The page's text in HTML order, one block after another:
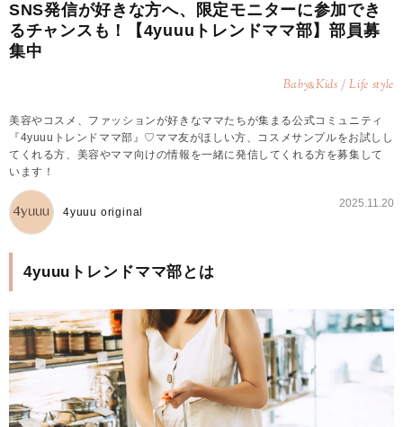
SNS発信が好きな方へ、限定モニターに参加でき
るチャンスも！【4yuuuトレンドママ部】部員募
集中
Baby&Kids / Life style
美容やコスメ、ファッションが好きなママたちが集まる公式コミュニティ
『4yuuuトレンドママ部』♡ママ友がほしい方、コスメサンプルをお試しし
てくれる方、美容やママ向けの情報を一緒に発信してくれる方を募集して
います！
4yuuu original
2025.11.20
4yuuuトレンドママ部とは